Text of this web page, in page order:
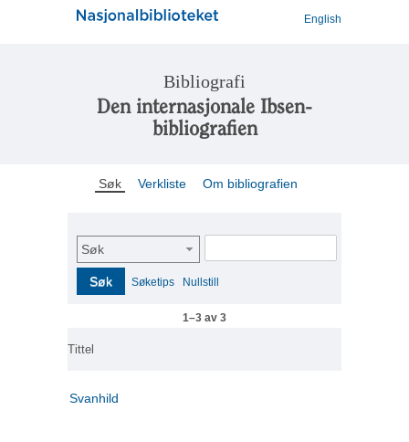
English
Bibliografi
Den internasjonale Ibsen-
bibliografien
Søk Verkliste Om bibliografien
Søk
Søk Søketips Nullstill
1–3 av 3
Tittel
Svanhild